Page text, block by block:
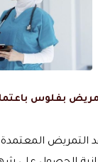
بفلوس
التمريض